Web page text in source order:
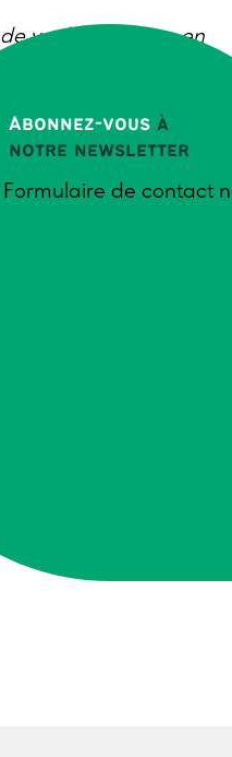
Abonnez-vous à
notre newsletter
Formulaire de contact
vaches laitières en
sa stratégie
espèces sous
produit dans le